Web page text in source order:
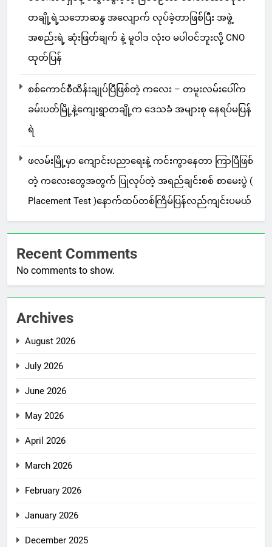
တချို့ရဲ့သဘောဆန္ဒ အလျောက် လုပ်ခဲ့တာဖြစ်ပြီး အဖွဲ့
အစည်းရဲ့ ဆုံးဖြတ်ချက် နဲ့ မူဝါဒ လုံးဝ မပါဝင်ဘူးလို့ CNO
ထုတ်ပြန်
စစ်ကောင်စီထိန်းချုပ်ပြီဖြစ်တဲ့ ကလေး – တမူးလမ်းပေါ်က
ခမ်းပတ်မြို့နဲ့ကျေးရွာတချို့က ဒေသခံ အများစု နေရပ်မပြန်
ရဲ
ဖလမ်းမြို့မှာ ကျောင်းပညာရေးနဲ့ ကင်းကွာနေတာ ကြာပြီဖြစ်
တဲ့ ကလေးတွေအတွက် ပြုလုပ်တဲ့ အရည်ချင်းစစ် စာမေးပွဲ (
Placement Test )နောက်ထပ်တစ်ကြိမ်ပြန်လည်ကျင်းပမယ်
Recent Comments
No comments to show.
Archives
August 2026
July 2026
June 2026
May 2026
April 2026
March 2026
February 2026
January 2026
December 2025